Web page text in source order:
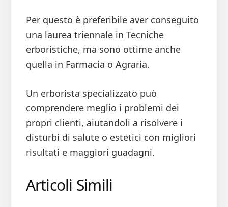
Per questo è preferibile aver conseguito
una laurea triennale in Tecniche
erboristiche, ma sono ottime anche
quella in Farmacia o Agraria.
Un erborista specializzato può
comprendere meglio i problemi dei
propri clienti, aiutandoli a risolvere i
disturbi di salute o estetici con migliori
risultati e maggiori guadagni.
Articoli Simili